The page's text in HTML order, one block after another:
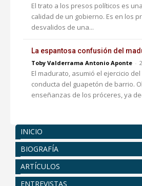
El trato a los presos políticos es
calidad de un gobierno. Es en los
desvalidos de una...
La espantosa confusión del
Toby Valderrama Antonio Aponte -
El madurato, asumió el ejercicio
conducta del guapetón de barrio.
enseñanzas de los próceres, ya
INICIO
BIOGRAFÍA
ARTÍCULOS
ENTREVISTAS